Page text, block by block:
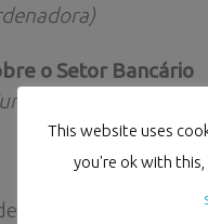
o Setor Bancário
Corporate Finance
This website uses
you're ok with